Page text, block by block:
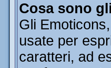
Cosa sono
Gli
usate per
caratteri, ad